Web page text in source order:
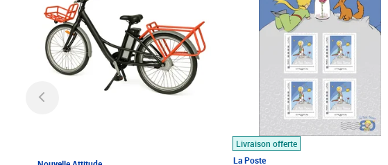
Livraison offerte
La Poste